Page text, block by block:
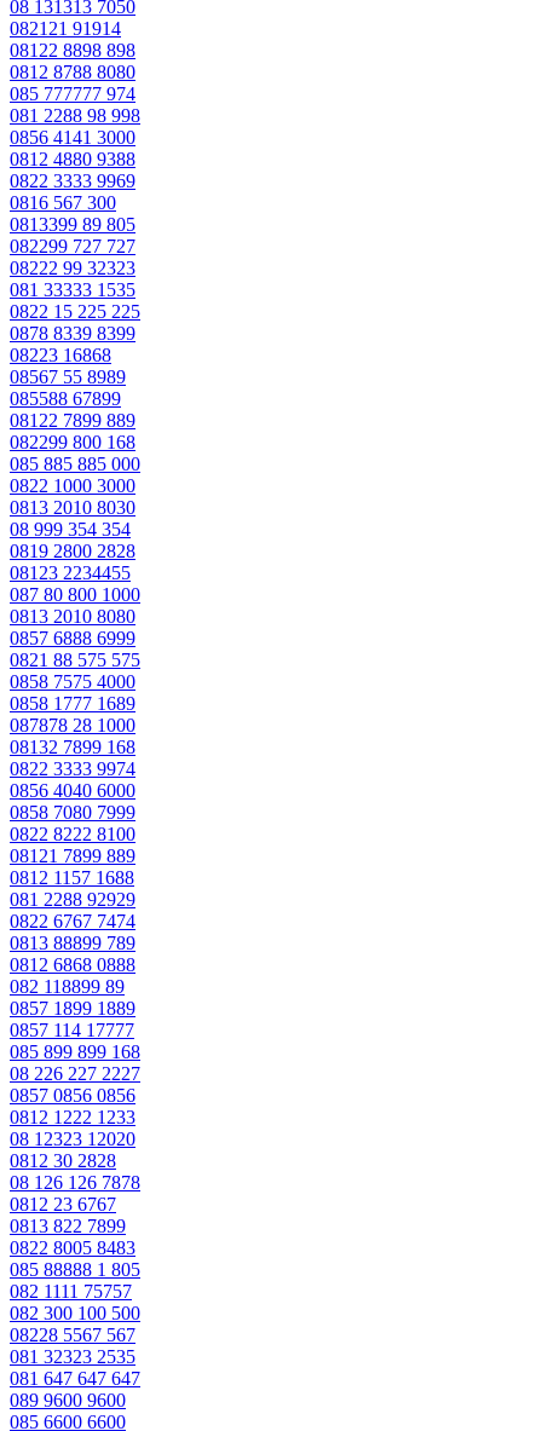
08 131313 7050
082121 91914
08122 8898 898
0812 8788 8080
085 777777 974
081 2288 98 998
0856 4141 3000
0812 4880 9388
0822 3333 9969
0816 567 300
0813399 89 805
082299 727 727
08222 99 32323
081 33333 1535
0822 15 225 225
0878 8339 8399
08223 16868
08567 55 8989
085588 67899
08122 7899 889
082299 800 168
085 885 885 000
0822 1000 3000
0813 2010 8030
08 999 354 354
0819 2800 2828
08123 2234455
087 80 800 1000
0813 2010 8080
0857 6888 6999
0821 88 575 575
0858 7575 4000
0858 1777 1689
087878 28 1000
08132 7899 168
0822 3333 9974
0856 4040 6000
0858 7080 7999
0822 8222 8100
08121 7899 889
0812 1157 1688
081 2288 92929
0822 6767 7474
0813 88899 789
0812 6868 0888
082 118899 89
0857 1899 1889
0857 114 17777
085 899 899 168
08 226 227 2227
0857 0856 0856
0812 1222 1233
08 12323 12020
0812 30 2828
08 126 126 7878
0812 23 6767
0813 822 7899
0822 8005 8483
085 88888 1 805
082 1111 75757
082 300 100 500
08228 5567 567
081 32323 2535
081 647 647 647
089 9600 9600
085 6600 6600